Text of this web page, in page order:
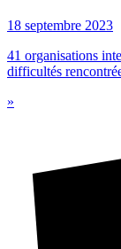
18 septembre 2023
41 organisations
difficultés
»